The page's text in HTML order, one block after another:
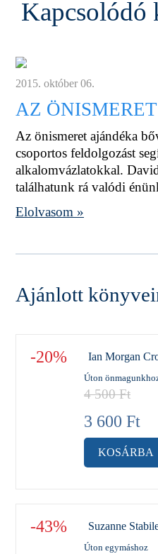
Kapcsolódó
2015. október 06.
AZ
Az önismeret ajándéka
csoportos feldolgozást
alkalomvázlatokkal.
találhatunk rá valódi
Elolvasom »
Ajánlott
-20% Ian Morgan
Úton
4 500Ft
3 600 Ft
KOSÁRBA
-43% Suzanne
Úton egymáshoz